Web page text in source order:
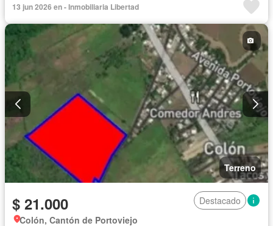
13 jun 2026 en - Inmobiliaria Libertad
Terreno
$ 21.000
Destacado
Colón, Cantón de Portoviejo